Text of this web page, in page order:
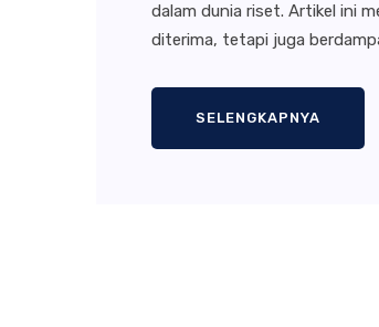
dalam dunia riset. Artikel ini
diterima, tetapi juga
SELENGKAPNYA